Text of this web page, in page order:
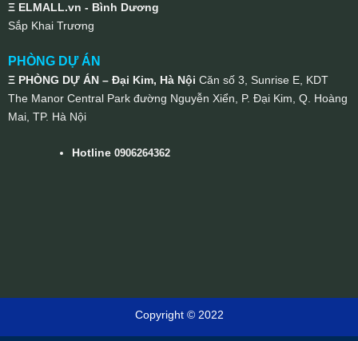
Ξ ELMALL.vn - Bình Dương
Sắp Khai Trương
PHÒNG DỰ ÁN
Ξ PHÒNG DỰ ÁN – Đại Kim, Hà Nội Căn số 3, Sunrise E, KDT
The Manor Central Park đường Nguyễn Xiển, P. Đại Kim, Q. Hoàng
Mai, TP. Hà Nội
Hotline0906264362
Copyright © 2022